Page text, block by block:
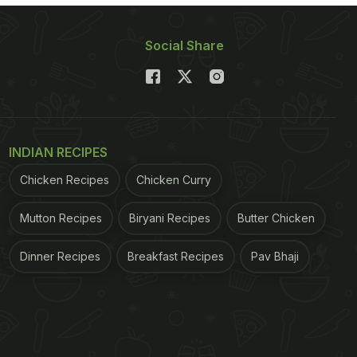
Social Share
INDIAN RECIPES
Chicken Recipes Chicken Curry
Mutton Recipes Biryani Recipes Butter Chicken
Dinner Recipes Breakfast Recipes Pav Bhaji